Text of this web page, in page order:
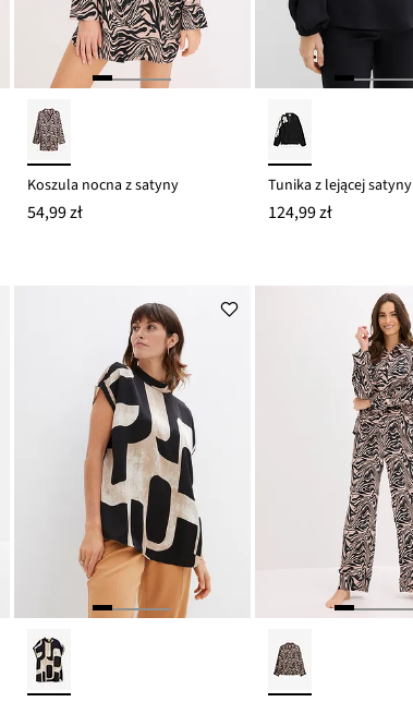
Koszula nocna z satyny
54,99 zł
Tunika z lejącej satyny
124,99 zł